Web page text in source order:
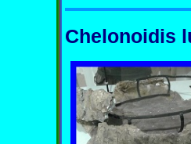
Chelonoidis